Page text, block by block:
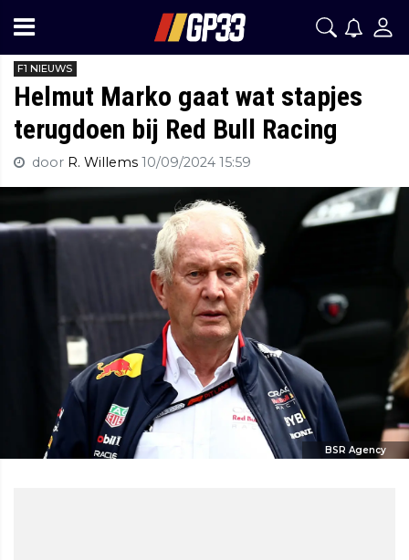
F1 NIEUWS
Helmut Marko gaat wat stapjes
terugdoen bij Red Bull Racing
door R. Willems 10/09/2024 15:59
BSR Agency